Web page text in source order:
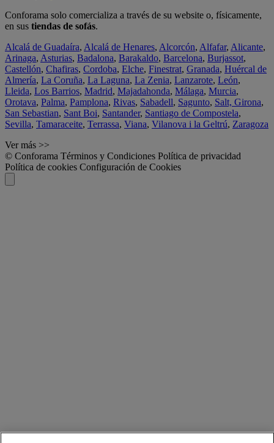
Conforama solo comercializa a través de su website o, físicamente,
en sus tiendas de sofás.
Alcalá de Guadaíra, Alcalá de Henares, Alcorcón, Alfafar, Alicante,
Arinaga, Asturias, Badalona, Barakaldo, Barcelona, Burjassot,
Castellón, Chafiras, Cordoba, Elche, Finestrat, Granada, Huércal de
Almería, La Coruña, La Laguna, La Zenia, Lanzarote, León,
Lleida, Los Barrios, Madrid, Majadahonda, Málaga, Murcia,
Orotava, Palma, Pamplona, Rivas, Sabadell, Sagunto, Salt, Girona,
San Sebastian, Sant Boi, Santander, Santiago de Compostela,
Sevilla, Tamaraceite, Terrassa, Viana, Vilanova i la Geltrú, Zaragoza
Ver más >>
© Conforama Términos y Condiciones Política de privacidad
Política de cookies Configuración de Cookies